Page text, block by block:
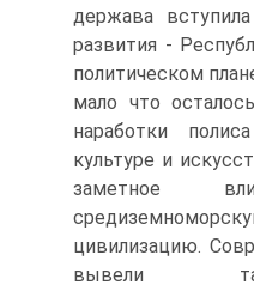
держава
развития -
политическом
мало что
наработки
культуре и
заметное
цивилизацию.
вывели